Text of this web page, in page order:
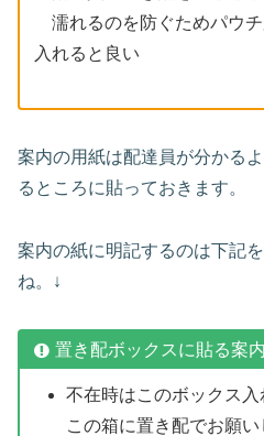
濡れるのを防ぐためパウ
入れると良い
案内の用紙は配達員が分かる
るところに貼っておきます。
案内の紙に明記するのは下記
ね。↓
置き配ボックスに貼る案
不在時はこのボックス
この箱に置き配でお願